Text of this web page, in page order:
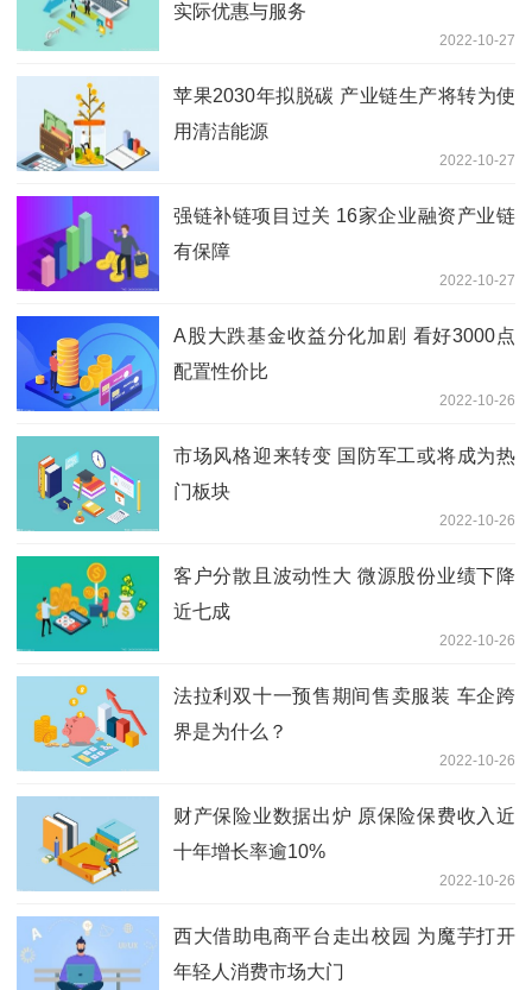
实际优惠与服务
2022-10-27
苹果2030年拟脱碳 产业链生产将转为使
用清洁能源
2022-10-27
强链补链项目过关 16家企业融资产业链
有保障
2022-10-27
A股大跌基金收益分化加剧 看好3000点
配置性价比
2022-10-26
市场风格迎来转变 国防军工或将成为热
门板块
2022-10-26
客户分散且波动性大 微源股份业绩下降
近七成
2022-10-26
法拉利双十一预售期间售卖服装 车企跨
界是为什么？
2022-10-26
财产保险业数据出炉 原保险保费收入近
十年增长率逾10%
2022-10-26
西大借助电商平台走出校园 为魔芋打开
年轻人消费市场大门